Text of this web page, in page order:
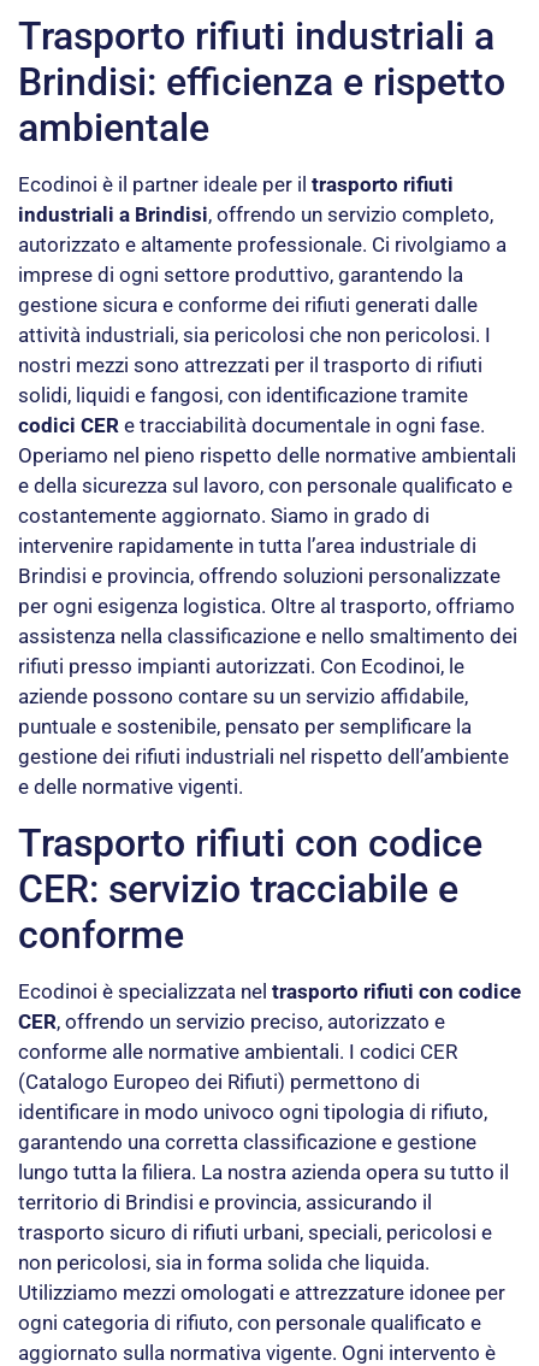
Trasporto rifiuti industriali a
Brindisi: efficienza e rispetto
ambientale
Ecodinoi è il partner ideale per il trasporto rifiuti
industriali a Brindisi, offrendo un servizio completo,
autorizzato e altamente professionale. Ci rivolgiamo a
imprese di ogni settore produttivo, garantendo la
gestione sicura e conforme dei rifiuti generati dalle
attività industriali, sia pericolosi che non pericolosi. I
nostri mezzi sono attrezzati per il trasporto di rifiuti
solidi, liquidi e fangosi, con identificazione tramite
codici CER e tracciabilità documentale in ogni fase.
Operiamo nel pieno rispetto delle normative ambientali
e della sicurezza sul lavoro, con personale qualificato e
costantemente aggiornato. Siamo in grado di
intervenire rapidamente in tutta l’area industriale di
Brindisi e provincia, offrendo soluzioni personalizzate
per ogni esigenza logistica. Oltre al trasporto, offriamo
assistenza nella classificazione e nello smaltimento dei
rifiuti presso impianti autorizzati. Con Ecodinoi, le
aziende possono contare su un servizio affidabile,
puntuale e sostenibile, pensato per semplificare la
gestione dei rifiuti industriali nel rispetto dell’ambiente
e delle normative vigenti.
Trasporto rifiuti con codice
CER: servizio tracciabile e
conforme
Ecodinoi è specializzata nel trasporto rifiuti con codice
CER, offrendo un servizio preciso, autorizzato e
conforme alle normative ambientali. I codici CER
(Catalogo Europeo dei Rifiuti) permettono di
identificare in modo univoco ogni tipologia di rifiuto,
garantendo una corretta classificazione e gestione
lungo tutta la filiera. La nostra azienda opera su tutto il
territorio di Brindisi e provincia, assicurando il
trasporto sicuro di rifiuti urbani, speciali, pericolosi e
non pericolosi, sia in forma solida che liquida.
Utilizziamo mezzi omologati e attrezzature idonee per
ogni categoria di rifiuto, con personale qualificato e
aggiornato sulla normativa vigente. Ogni intervento è